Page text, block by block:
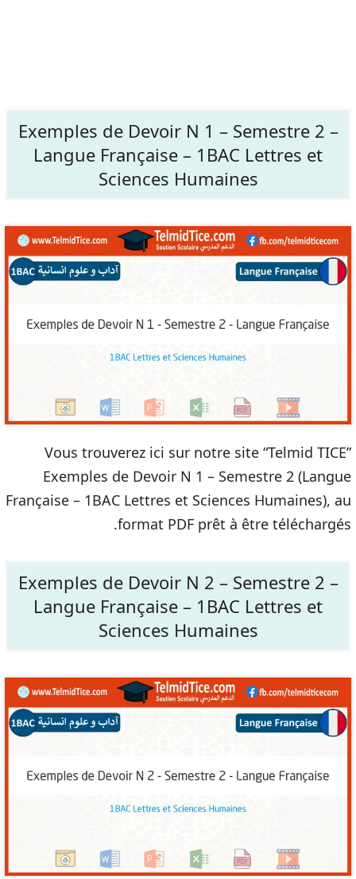
Exemples de Devoir N 1 – Semestre 2 –
Langue Française – 1BAC Lettres et
Sciences Humaines
Vous trouverez ici sur notre site “Telmid TICE”
Exemples de Devoir N 1 – Semestre 2 (Langue
Française – 1BAC Lettres et Sciences Humaines), au
format PDF prêt à être téléchargés.
Exemples de Devoir N 2 – Semestre 2 –
Langue Française – 1BAC Lettres et
Sciences Humaines